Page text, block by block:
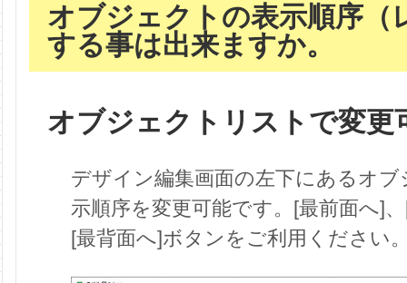
オブジェクトの表示順序（
する事は出来ますか。
オブジェクトリストで変更
デザイン編集画面の左下にあるオ
示順序を変更可能です。[最前面へ]
[最背面へ]ボタンをご利用ください